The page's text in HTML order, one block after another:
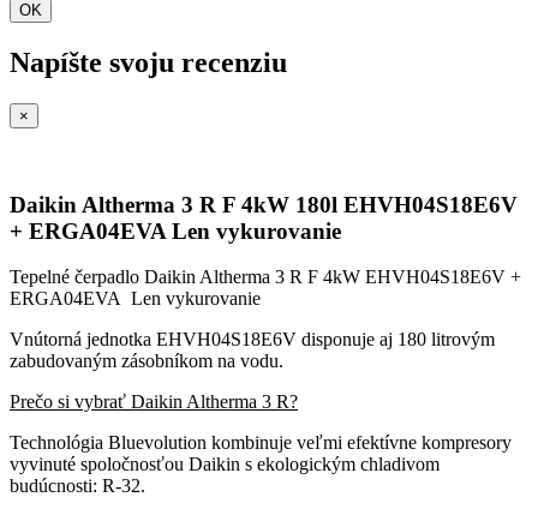
OK
Napíšte svoju recenziu
×
Daikin Altherma 3 R F 4kW 180l EHVH04S18E6V
+ ERGA04EVA Len vykurovanie
Tepelné čerpadlo Daikin Altherma 3 R F 4kW EHVH04S18E6V +
ERGA04EVA Len vykurovanie
Vnútorná jednotka EHVH04S18E6V disponuje aj 180 litrovým
zabudovaným zásobníkom na vodu.
Prečo si vybrať Daikin Altherma 3 R?
Technológia Bluevolution kombinuje veľmi efektívne kompresory
vyvinuté spoločnosťou Daikin s ekologickým chladivom
budúcnosti: R-32.